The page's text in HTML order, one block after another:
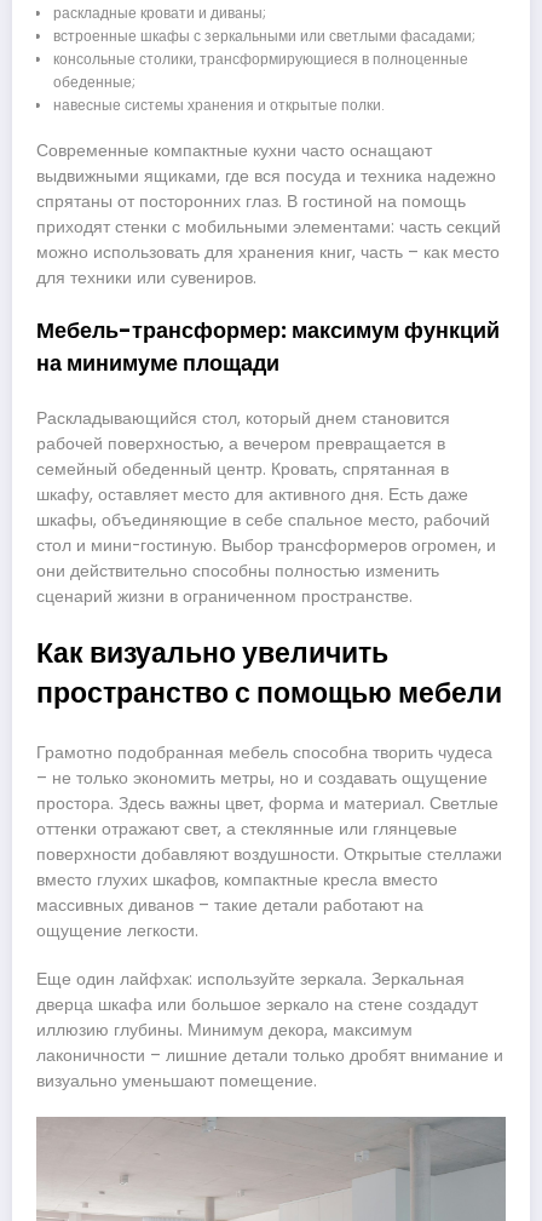
раскладные кровати и диваны;
встроенные шкафы с зеркальными или светлыми фасадами;
консольные столики, трансформирующиеся в полноценные
обеденные;
навесные системы хранения и открытые полки.
Современные компактные кухни часто оснащают
выдвижными ящиками, где вся посуда и техника надежно
спрятаны от посторонних глаз. В гостиной на помощь
приходят стенки с мобильными элементами: часть секций
можно использовать для хранения книг, часть – как место
для техники или сувениров.
Мебель-трансформер: максимум функций
на минимуме площади
Раскладывающийся стол, который днем становится
рабочей поверхностью, а вечером превращается в
семейный обеденный центр. Кровать, спрятанная в
шкафу, оставляет место для активного дня. Есть даже
шкафы, объединяющие в себе спальное место, рабочий
стол и мини-гостиную. Выбор трансформеров огромен, и
они действительно способны полностью изменить
сценарий жизни в ограниченном пространстве.
Как визуально увеличить
пространство с помощью мебели
Грамотно подобранная мебель способна творить чудеса
– не только экономить метры, но и создавать ощущение
простора. Здесь важны цвет, форма и материал. Светлые
оттенки отражают свет, а стеклянные или глянцевые
поверхности добавляют воздушности. Открытые стеллажи
вместо глухих шкафов, компактные кресла вместо
массивных диванов – такие детали работают на
ощущение легкости.
Еще один лайфхак: используйте зеркала. Зеркальная
дверца шкафа или большое зеркало на стене создадут
иллюзию глубины. Минимум декора, максимум
лаконичности – лишние детали только дробят внимание и
визуально уменьшают помещение.